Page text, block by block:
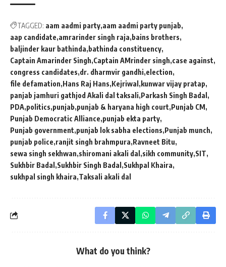
TAGGED: aam aadmi party aam aadmi party punjab
aap candidate amrarinder singh raja bains brothers
baljinder kaur bathinda bathinda constituency
Captain Amarinder Singh Captain AMrinder singh case against
congress candidates dr. dharmvir gandhi election
file defamation Hans Raj Hans Kejriwal
kunwar vijay pratap
panjab jamhuri gathjod Akali dal taksali Parkash Singh Badal
PDA politics punjab punjab & haryana high court Punjab CM
Punjab Democratic Alliance punjab ekta party
Punjab government punjab lok sabha elections Punjab munch
punjab police ranjit singh brahmpura Ravneet Bitu
sewa singh sekhwan shiromani akali dal sikh community SIT
Sukhbir Badal Sukhbir Singh Badal Sukhpal Khaira
sukhpal singh khaira Taksali akali dal
What do you think?